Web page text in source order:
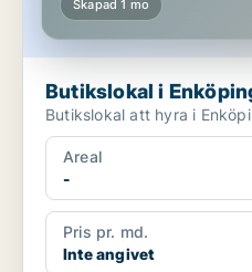
Skapad 1 mo
Butikslokal i
Butikslokal att hyra i
Areal
-
Pris pr. md.
Inte angivet